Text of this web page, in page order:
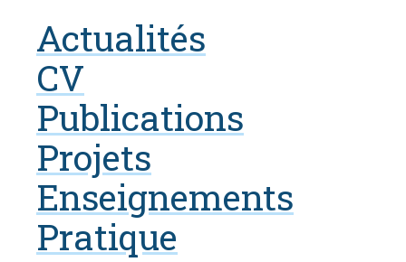
Actualités
CV
Publications
Projets
Enseignements
Pratique